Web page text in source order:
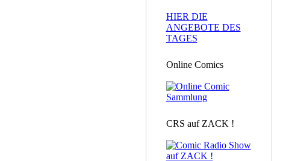
HIER DIE
ANGEBOTE DES
TAGES
Online Comics
CRS auf ZACK !